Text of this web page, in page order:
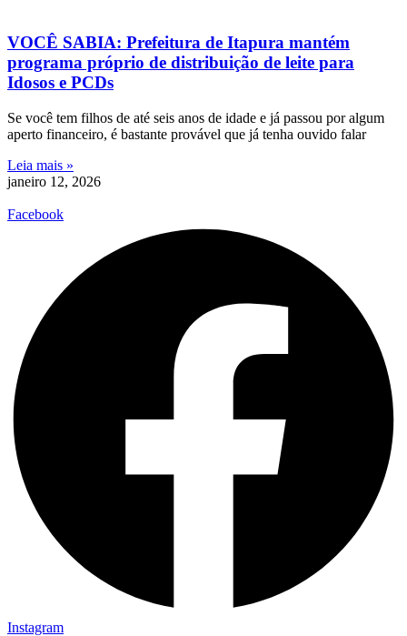
VOCÊ SABIA: Prefeitura de Itapura mantém
programa próprio de distribuição de leite para
Idosos e PCDs
Se você tem filhos de até seis anos de idade e já passou por algum
aperto financeiro, é bastante provável que já tenha ouvido falar
Leia mais »
janeiro 12, 2026
Facebook
Instagram